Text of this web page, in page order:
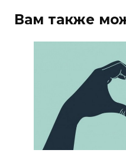
Вам также